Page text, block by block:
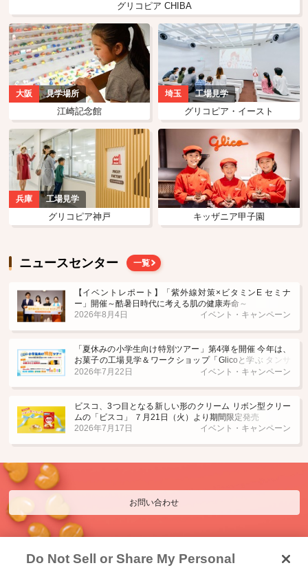
グリコピア CHIBA
大阪 見学場所
江崎記念館
埼玉 工場見学
グリコピア・イースト
兵庫 工場見学
グリコピア神戸 キッザニア甲子園
ニュースセンター 一覧
【イベントレポート】「紫外線対策×ビタミンE セミナ
ー」開催～酷暑日時代に考える肌の健康寿命～
2026年8月4日
イベント・キャンペーン
「夏休みの小学生向け特別ツアー」第4弾を開催 今年は、
お菓子の工場見学＆ワークショップ「Glicoと学ぶ タンサ
®脂肪酸でおなかを救え！」を実施
2026年7月22日 イベント・キャンペーン
ビスコ、3つ目となる新しい形のクリーム リボン型クリー
ムの「ビスコ」 ７月21日（火）より期間限定発売
2026年7月17日
イベント・キャンペーン
お問い合わせ
電子公告（江崎グリコ） リンク集
Do Not Sell or Share My Personal